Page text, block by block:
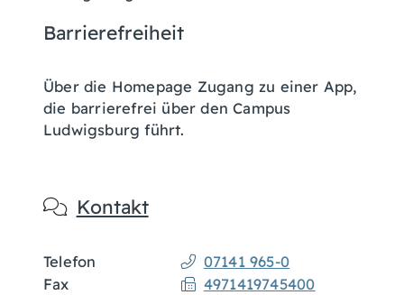
Barrierefreiheit
Über die Homepage Zugang zu einer App,
die barrierefrei über den Campus
Ludwigsburg führt.
Kontakt
Telefon
07141 965-0
Fax
4971419745400